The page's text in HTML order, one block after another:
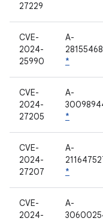
27229
CVE-
2024-
25990
A-
*
CVE-
2024-
27205
A-
*
CVE-
2024-
27207
A-
*
CVE-
2024-
A-